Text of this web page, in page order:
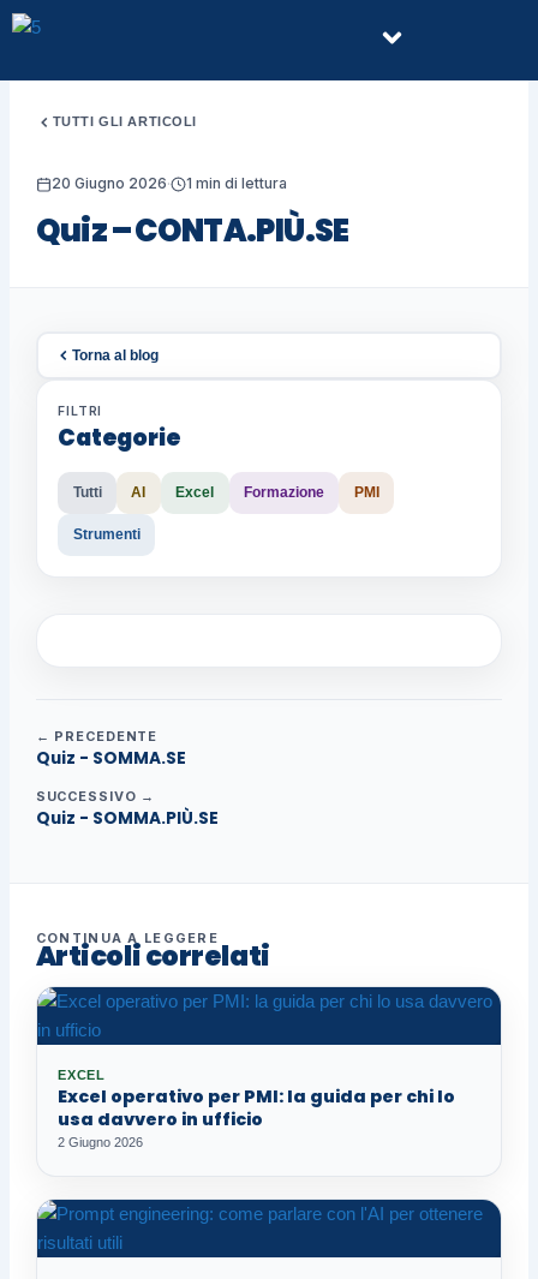
Vai
Menu
TUTTI GLI ARTICOLI
20 Giugno 2026· 1 min di lettura
Quiz – CONTA.PIÙ.SE
Torna al blog
FILTRI
Categorie
Tutti AI Excel Formazione PMI
Strumenti
← PRECEDENTE
Quiz - SOMMA.SE
SUCCESSIVO →
Quiz - SOMMA.PIÙ.SE
CONTINUA A LEGGERE
Articoli correlati
EXCEL
Excel operativo per PMI: la guida per chi lo
usa davvero in ufficio
2 Giugno 2026